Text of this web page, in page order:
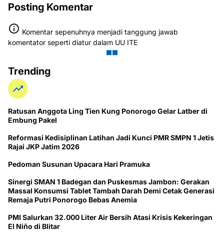
Posting Komentar
Komentar sepenuhnya menjadi tanggung jawab
komentator seperti diatur dalam UU ITE
Trending
Ratusan Anggota Ling Tien Kung Ponorogo Gelar Latber di
Embung Pakel
Reformasi Kedisiplinan Latihan Jadi Kunci PMR SMPN 1 Jetis
Rajai JKP Jatim 2026
Pedoman Susunan Upacara Hari Pramuka
Sinergi SMAN 1 Badegan dan Puskesmas Jambon: Gerakan
Massal Konsumsi Tablet Tambah Darah Demi Cetak Generasi
Remaja Putri Ponorogo Bebas Anemia
PMI Salurkan 32.000 Liter Air Bersih Atasi Krisis Kekeringan
El Niño di Blitar